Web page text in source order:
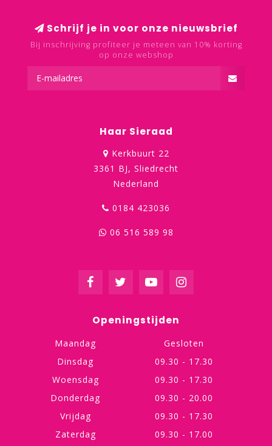
Schrijf je in voor onze nieuwsbrief
Bij inschrijving profiteer je meteen van 10% korting
op onze webshop
Haar Sieraad
Kerkbuurt 22
3361 BJ, Sliedrecht
Nederland
0184 423036
06 516 589 98
Openingstijden
Maandag
Gesloten
Dinsdag
09.30 - 17.30
Woensdag
09.30 - 17.30
Donderdag
09.30 - 20.00
Vrijdag
09.30 - 17.30
Zaterdag
09.30 - 17.00